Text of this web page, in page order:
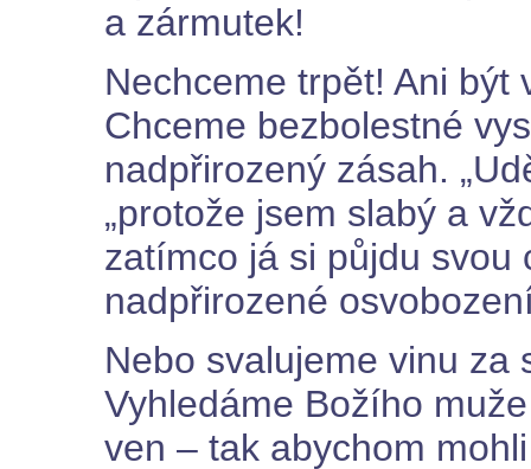
a zármutek!
Nechceme trpět! Ani být
Chceme bezbolestné
nadpřirozený zásah.
„protože jsem slabý a
zatímco já si půjdu svou
nadpřirozené
Nebo svalujeme vinu za
Vyhledáme Božího
ven – tak abychom